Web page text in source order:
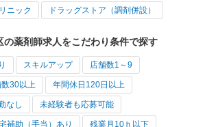
ニック ドラッグストア（調剤併設）
の薬剤師求人をこだわり条件で探す
スキルアップ 店舗数1～9
数30以上 年間休日120日以上
なし 未経験者も応募可能
補助（手当）あり 残業月10ｈ以下